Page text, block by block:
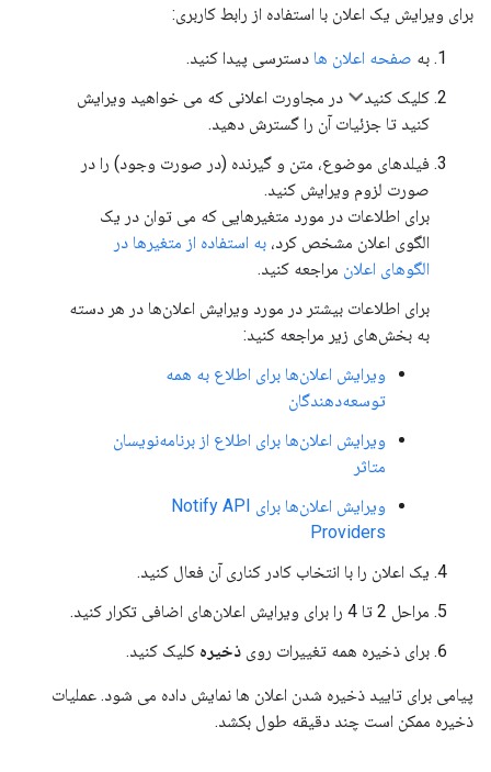
برای ویرایش یک اعلان با استفاده از رابط کاربری:
به صفحه اعلان ها دسترسی پیدا کنید.
کلیک کنید
در مجاورت اعلانی که می خواهید ویرایش
کنید تا جزئیات آن را گسترش دهید.
فیلدهای موضوع، متن و گیرنده (در صورت وجود) را در
صورت لزوم ویرایش کنید.
برای اطلاعات در مورد متغیرهایی که می توان در یک
الگوی اعلان مشخص کرد، به استفاده از متغیرها در
الگوهای اعلان مراجعه کنید.
برای اطلاعات بیشتر در مورد ویرایش اعلان‌ها در هر دسته
به بخش‌های زیر مراجعه کنید:
ویرایش اعلان‌ها برای اطلاع به همه
توسعه‌دهندگان
ویرایش اعلان‌ها برای اطلاع از برنامه‌نویسان
متاثر
ویرایش اعلان‌ها برای Notify API
Providers
یک اعلان را با انتخاب کادر کناری آن فعال کنید.
مراحل 2 تا 4 را برای ویرایش اعلان‌های اضافی تکرار کنید.
برای ذخیره همه تغییرات روی ذخیره کلیک کنید.
پیامی برای تایید ذخیره شدن اعلان ها نمایش داده می شود. عملیات
ذخیره ممکن است چند دقیقه طول بکشد.